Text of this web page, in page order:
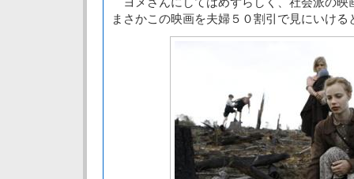
まさかこの映画を夫婦５０割引で見にいける